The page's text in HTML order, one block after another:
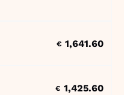
€ 1,641.60
€ 1,425.60